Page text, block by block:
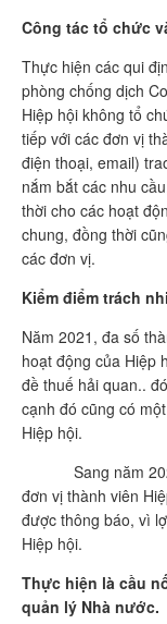
Công tác tổ chức
Thực hiện các qui
phòng chống dịch
Hiệp hội không tổ
tiếp với các đơn vị
điện thoại, email)
nắm bắt các nhu
thời cho các hoạt
chung, đồng thời
các đơn vị.
Kiểm điểm trách
Năm 2021, đa số
hoạt động của Hiệp
đề thuế hải quan..
cạnh đó cũng có
Hiệp hội.
Sang năm 2022,
đơn vị thành viên
được thông báo, vì
Hiệp hội.
Thực hiện là cầu
quản lý Nhà nước.